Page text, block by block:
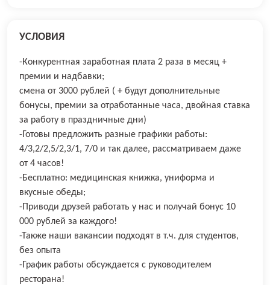
УСЛОВИЯ
-Конкурентная заработная плата 2 раза в месяц +
премии и надбавки;
смена от 3000 рублей ( + будут дополнительные
бонусы, премии за отработанные часа, двойная ставка
за работу в праздничные дни)
-Готовы предложить разные графики работы:
4/3,2/2,5/2,3/1, 7/0 и так далее, рассматриваем даже
от 4 часов!
-Бесплатно: медицинская книжка, униформа и
вкусные обеды;
-Приводи друзей работать у нас и получай бонус 10
000 рублей за каждого!
-Также наши вакансии подходят в т.ч. для студентов,
без опыта
-График работы обсуждается с руководителем
ресторана!